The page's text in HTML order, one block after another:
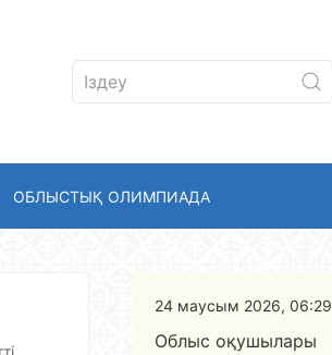
ОБЛЫСТЫҚ ОЛИМПИАДА
24 маусым 2026, 06:29
Облыс оқушылары